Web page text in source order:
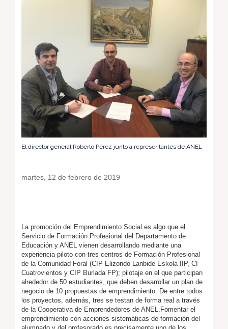
El director general Roberto Pérez junto a representantes de ANEL
martes, 12 de febrero de 2019
La promoción del Emprendimiento Social es algo que el
Servicio de Formación Profesional del Departamento de
Educación y ANEL vienen desarrollando mediante una
experiencia piloto con tres centros de Formación Profesional
de la Comunidad Foral (CIP Elizondo Lanbide Eskola IIP, CI
Cuatrovientos y CIP Burlada FP); pilotaje en el que participan
alrededor de 50 estudiantes, que deben desarrollar un plan de
negocio de 10 propuestas de emprendimiento. De entre todos
los proyectos, además, tres se testan de forma real a través
de la Cooperativa de Emprendedores de ANEL.Fomentar el
emprendimiento con acciones sistemáticas de formación del